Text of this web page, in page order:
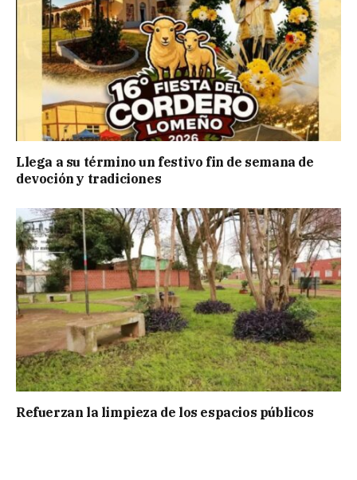
Llega a su término un festivo fin de semana de
devoción y tradiciones
Refuerzan la limpieza de los espacios públicos